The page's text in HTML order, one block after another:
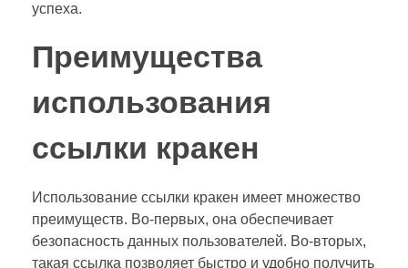
успеха.
Преимущества
использования
ссылки кракен
Использование ссылки кракен имеет множество
преимуществ. Во-первых, она обеспечивает
безопасность данных пользователей. Во-вторых,
такая ссылка позволяет быстро и удобно получить